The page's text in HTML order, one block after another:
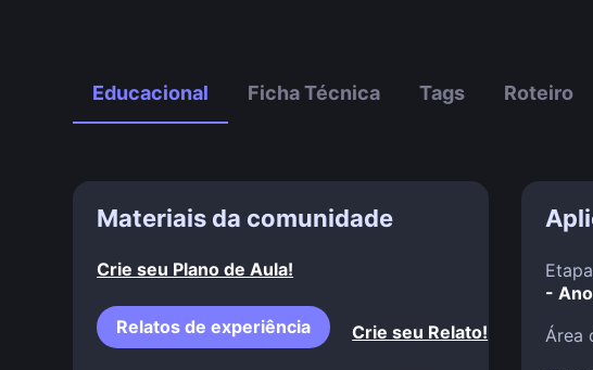
Educacional Ficha Técnica Tags Roteiro
Materiais da comunidade
Crie seu Plano de Aula!
Relatos de experiência Crie seu Relato!
-
Área